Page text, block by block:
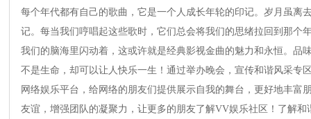
每个年代都有自己的歌曲，它是一个人成长年轮的印记。岁月虽离
记。每当我们哼唱起这些歌时，它们总会将我们的思绪拉回到那个
我们的脑海里闪动着，这或许就是经典影视金曲的魅力和永恒。品
不是生命，却可以让人快乐一生！通过举办晚会，宣传和谐风采专
网络娱乐平台，给网络的朋友们提供展示自我的舞台，更好地丰富
友谊，增强团队的凝聚力，让更多的朋友了解VV娱乐社区！了解